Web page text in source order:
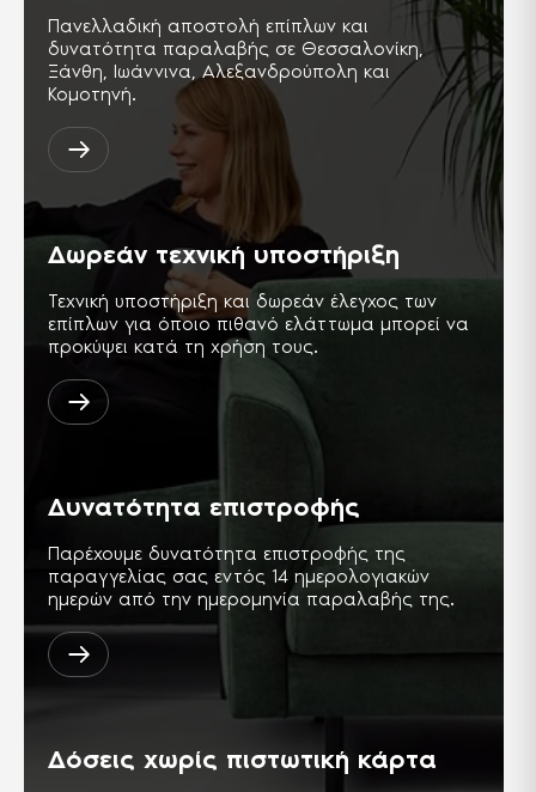
καναπέδων.
Ύφασμα soft touch
Μαλακή υφή υφάσματος για απαλό
άγγιγμα.
Πανελλαδική αποστολή επίπλων και
δυνατότητα παραλαβής σε Θεσσαλονίκη,
Ξάνθη, Ιωάννινα, Αλεξανδρούπολη και
Κομοτηνή.
Δωρεάν τεχνική υποστήριξη
Τεχνική υποστήριξη και δωρεάν έλεγχος των
επίπλων για όποιο πιθανό ελάττωμα μπορεί να
προκύψει κατά τη χρήση τους.
Δυνατότητα επιστροφής
Παρέχουμε δυνατότητα επιστροφής της
παραγγελίας σας εντός 14 ημερολογιακών
ημερών από την ημερομηνία παραλαβής της.
Δόσεις χωρίς πιστωτική κάρτα